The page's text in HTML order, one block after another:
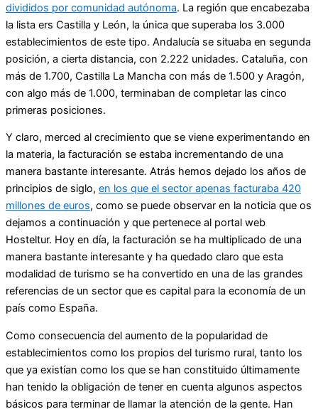
divididos por comunidad autónoma. La región que encabezaba
la lista ers Castilla y León, la única que superaba los 3.000
establecimientos de este tipo. Andalucía se situaba en segunda
posición, a cierta distancia, con 2.222 unidades. Cataluña, con
más de 1.700, Castilla La Mancha con más de 1.500 y Aragón,
con algo más de 1.000, terminaban de completar las cinco
primeras posiciones.
Y claro, merced al crecimiento que se viene experimentando en
la materia, la facturación se estaba incrementando de una
manera bastante interesante. Atrás hemos dejado los años de
principios de siglo, en los que el sector apenas facturaba 420
millones de euros, como se puede observar en la noticia que os
dejamos a continuación y que pertenece al portal web
Hosteltur. Hoy en día, la facturación se ha multiplicado de una
manera bastante interesante y ha quedado claro que esta
modalidad de turismo se ha convertido en una de las grandes
referencias de un sector que es capital para la economía de un
país como España.
Como consecuencia del aumento de la popularidad de
establecimientos como los propios del turismo rural, tanto los
que ya existían como los que se han constituido últimamente
han tenido la obligación de tener en cuenta algunos aspectos
básicos para terminar de llamar la atención de la gente. Han